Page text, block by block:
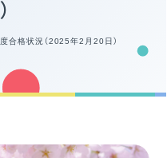
格状況（2025年2月20日）